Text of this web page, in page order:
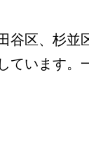
区、杉
います